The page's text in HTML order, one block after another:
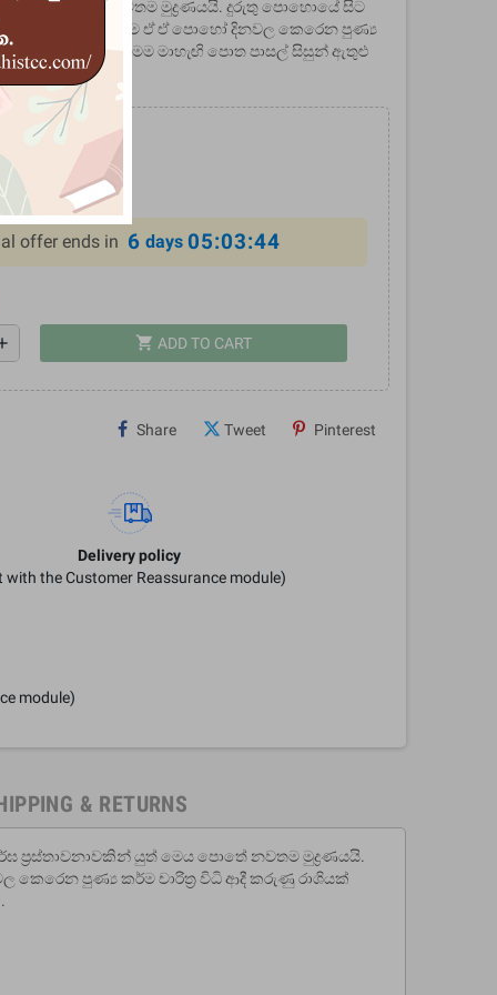
යුත් මෙය පොතේ නවතම මුද්‍රණයයි. දුරුතු පොහොයේ සිට
වටිනාකම ඒ ඒ පොහෝ දිනවල කෙරෙන පුණ්‍ය
රාශියක් අඩංගු මෙම මාහැඟි පොත පාසල් සිසුන් ඇතුළු
යුතු එකකි.
offer ends in 6 days 05:03:43
shopping_cart ADD TO CART
Share Tweet Pinterest
Delivery policy
with the Customer Reassurance module)
module)
& RETURNS
ප‍්‍රස්තාවනාවකින් යුත් මෙය පොතේ නවතම මුද්‍රණයයි.
පුණ්‍ය කර්ම චාරිත‍්‍ර විධි ආදී කරුණු රාශියක්